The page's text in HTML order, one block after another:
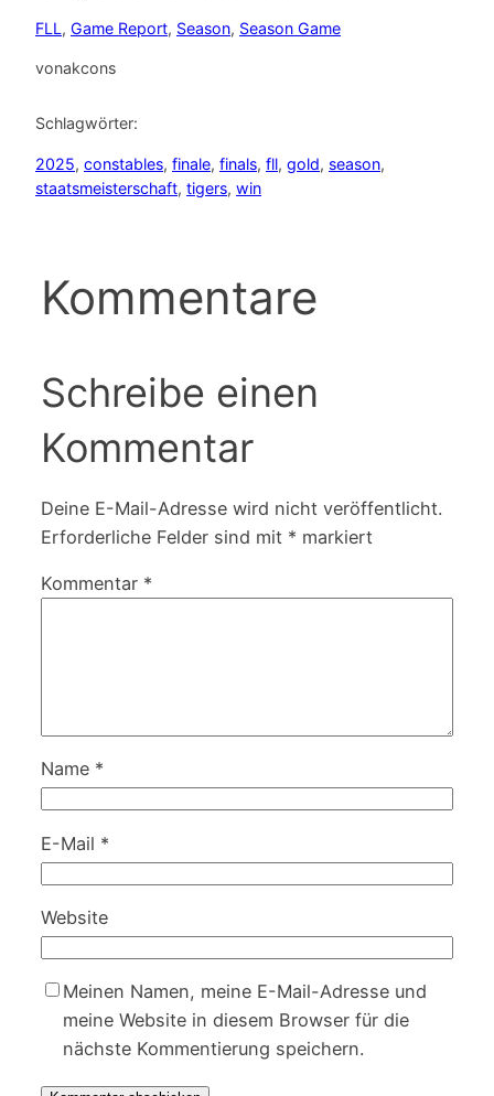
FLL, Game Report, Season, Season Game
vonakcons
Schlagwörter:
2025, constables, finale, finals, fll, gold, season
staatsmeisterschaft, tigers, win
Kommentare
Schreibe einen
Kommentar
Deine E-Mail-Adresse wird nicht veröffentlicht.
Erforderliche Felder sind mit * markiert
Kommentar *
Name *
E-Mail *
Website
Meinen Namen, meine E-Mail-Adresse und
meine Website in diesem Browser für die
nächste Kommentierung speichern.